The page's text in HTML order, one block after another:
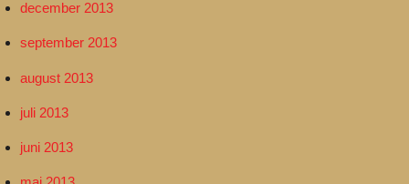
december 2013
september 2013
august 2013
juli 2013
juni 2013